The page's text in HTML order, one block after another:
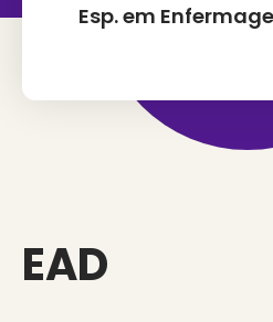
Esp. em
EAD